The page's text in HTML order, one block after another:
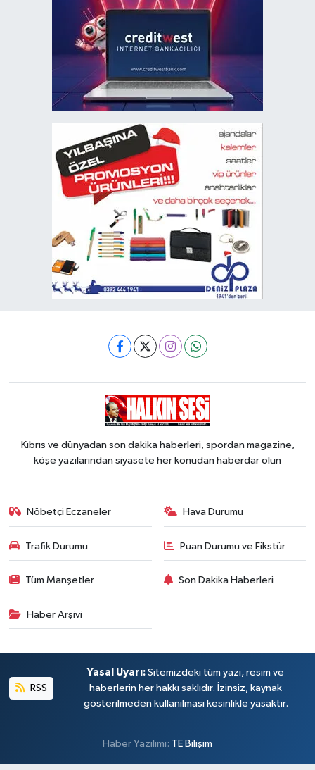
Kıbrıs ve dünyadan son dakika haberleri, spordan magazine,
köşe yazılarından siyasete her konudan haberdar olun
Nöbetçi Eczaneler Hava Durumu
Trafik Durumu Puan Durumu ve Fikstür
Tüm Manşetler Son Dakika Haberleri
Haber Arşivi
RSS
Yasal Uyarı: Sitemizdeki tüm yazı, resim ve
haberlerin her hakkı saklıdır. İzinsiz, kaynak
gösterilmeden kullanılması kesinlikle yasaktır.
Haber Yazılımı: TE Bilişim